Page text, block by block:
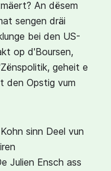
An dësem
sengen dräi
bei den US-
op d'Boursen,
geheit e
den Opstig vum
sinn Deel vun
Julien Ensch ass